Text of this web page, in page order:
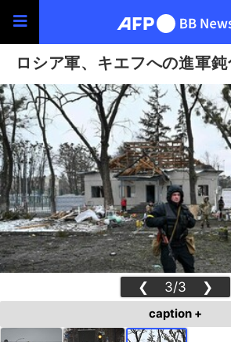
ロシア軍、キエフへの進軍
❮ 3/3 ❯
caption +